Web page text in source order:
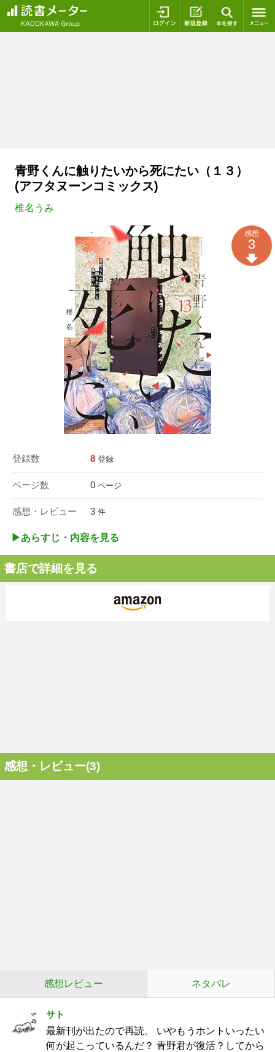
ログイン 新規登録
青野くんに触りたいから死にたい（１３）
(アフタヌーンコミックス)
椎名うみ
登録数 8 登録
ページ数 0 ページ
感想・レビュー 3 件
感想
3
▶︎あらすじ・内容を見る
書店で詳細を見る
感想・レビュー(3)
感想レビュー ネタバレ
サト
最新刊が出たので再読。 いやもうホントいったい
何が起こっているんだ？ 青野君が復活？してから